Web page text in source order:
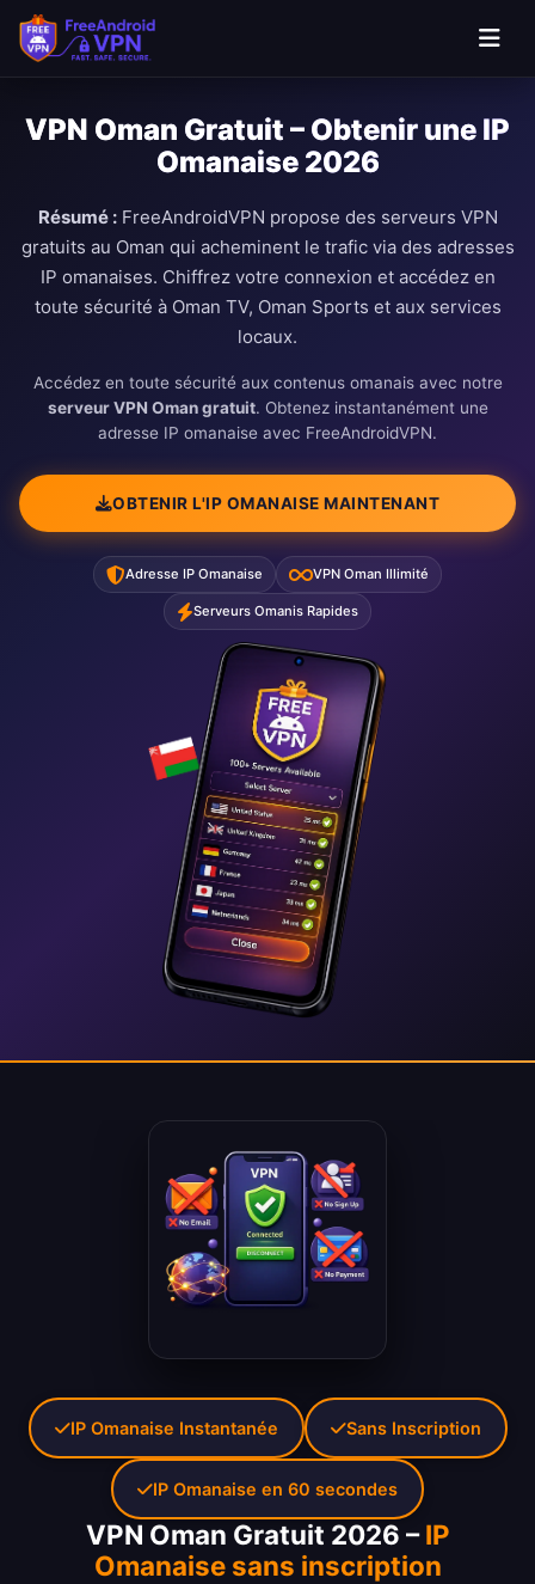
VPN Oman Gratuit – Obtenir une IP
Omanaise 2026
Résumé :FreeAndroidVPN propose des serveurs VPN
gratuits au Oman qui acheminent le trafic via des adresses
IP omanaises. Chiffrez votre connexion et accédez en
toute sécurité à Oman TV, Oman Sports et aux services
locaux.
Accédez en toute sécurité aux contenus omanais avec notre
serveur VPN Oman gratuit. Obtenez instantanément une
adresse IP omanaise avec FreeAndroidVPN.
OBTENIR L'IP OMANAISE MAINTENANT
Adresse IP Omanaise VPN Oman Illimité
Serveurs Omanis Rapides
VPN Oman Gratuit 2026 –IP
Omanaise sans inscription
IP Omanaise Instantanée Sans Inscription
IP Omanaise en 60 secondes